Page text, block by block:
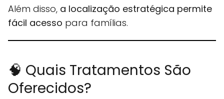
Além disso, a localização estratégica permite
fácil acesso para famílias.
🧠 Quais Tratamentos São
Oferecidos?